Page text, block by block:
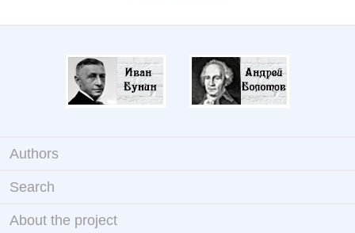
Authors
Search
About the project